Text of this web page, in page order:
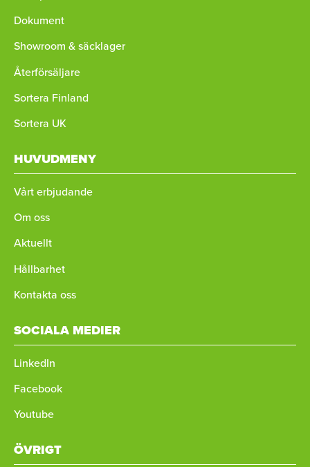
Dokument
Showroom & säcklager
Återförsäljare
Sortera Finland
Sortera UK
HUVUDMENY
Vårt erbjudande
Om oss
Aktuellt
Hållbarhet
Kontakta oss
SOCIALA MEDIER
LinkedIn
Facebook
Youtube
ÖVRIGT